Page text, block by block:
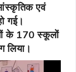
एवं
गई।
के 170 स्कूलों
लिया।